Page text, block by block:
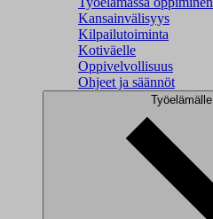
Kansainvälisyys
Kilpailutoiminta
Kotiväelle
Oppivelvollisuus
Ohjeet ja säännöt
Työelämälle